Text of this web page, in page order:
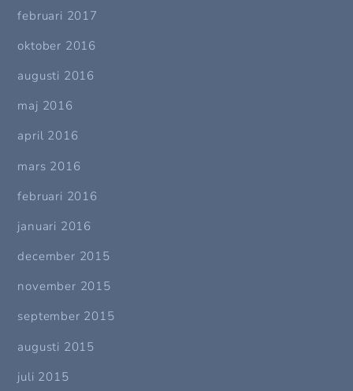
februari 2017
oktober 2016
augusti 2016
maj 2016
april 2016
mars 2016
februari 2016
januari 2016
december 2015
november 2015
september 2015
augusti 2015
juli 2015